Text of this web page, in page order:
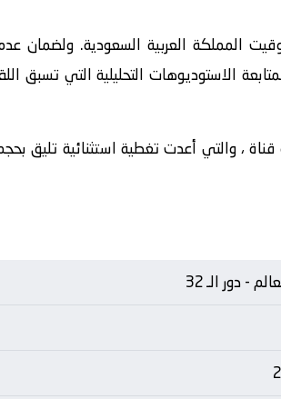
أحداث هذه المباراة الحماسية في تمام الساعة 22:00 بتوقيت المملكة
الاستوديوهات التحليلية التي تسبق
، والتي أعدت تغطية استثنائية تليق
- دور الـ 32